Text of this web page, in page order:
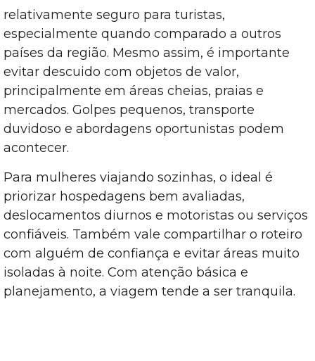
relativamente seguro para turistas,
especialmente quando comparado a outros
países da região. Mesmo assim, é importante
evitar descuido com objetos de valor,
principalmente em áreas cheias, praias e
mercados. Golpes pequenos, transporte
duvidoso e abordagens oportunistas podem
acontecer.
Para mulheres viajando sozinhas, o ideal é
priorizar hospedagens bem avaliadas,
deslocamentos diurnos e motoristas ou serviços
confiáveis. Também vale compartilhar o roteiro
com alguém de confiança e evitar áreas muito
isoladas à noite. Com atenção básica e
planejamento, a viagem tende a ser tranquila.